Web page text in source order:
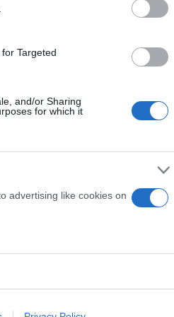
Targeted
and/or Sharing
for which it
advertising like cookies on
Google
Έλβις Πρίσλεϊ - Δείτε